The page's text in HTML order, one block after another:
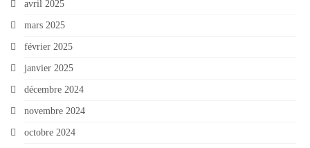
avril 2025
mars 2025
février 2025
janvier 2025
décembre 2024
novembre 2024
octobre 2024